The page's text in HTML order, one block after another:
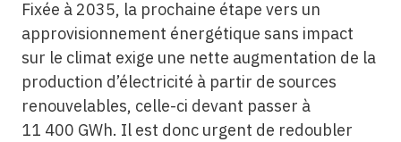
Fixée à 2035, la prochaine étape vers un
approvisionnement énergétique sans impact
sur le climat exige une nette augmentation de la
production d’électricité à partir de sources
renouvelables, celle-ci devant passer à
11 400 GWh. Il est donc urgent de redoubler